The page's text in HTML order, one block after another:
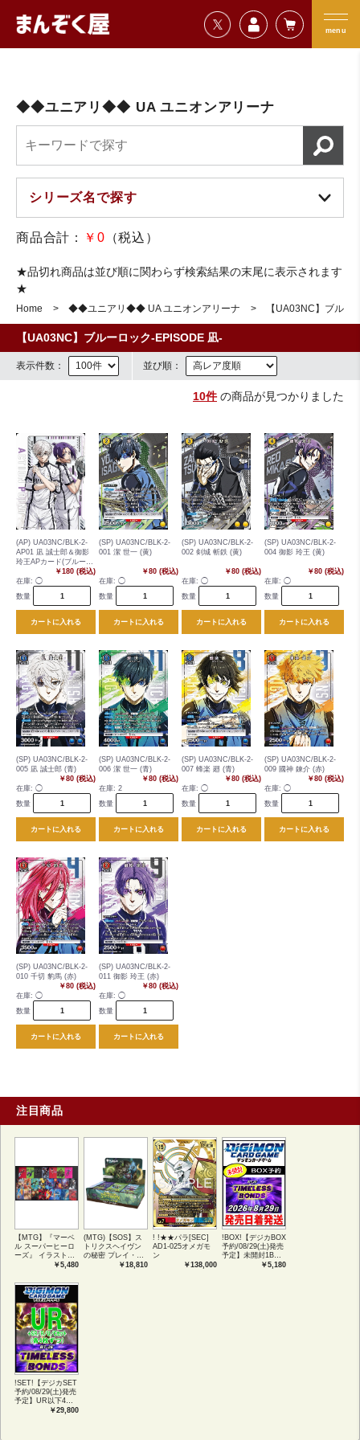
=================================
menu
まんぞく屋 格安TCG通販
◆◆ユニアリ◆◆ UA ユニオンアリーナ
商品合計： ￥0 （税込）
★品切れ商品は並び順に関わらず検索結果の末尾に表示されます
★
Home ◆◆ユニアリ◆◆ UA ユニオンアリーナ 【UA03NC】ブルー
【UA03NC】ブルーロック-EPISODE 凪-
表示件数： 並び順：
10件の商品が見つかりました
(AP) UA03NC/BLK-2-
AP01 凪 誠士郎＆御影
玲王APカード(ブルーロ
￥180 (税込)
在庫: ◯
数量
カートに入れる
(SP) UA03NC/BLK-2-
001 潔 世一 (黄)
￥80 (税込)
在庫: ◯
数量
カートに入れる
(SP) UA03NC/BLK-2-
002 剣城 斬鉄 (黄)
￥80 (税込)
在庫: ◯
数量
カートに入れる
(SP) UA03NC/BLK-2-
004 御影 玲王 (黄)
￥80 (税込)
在庫: ◯
数量
カートに入れる
(SP) UA03NC/BLK-2-
005 凪 誠士郎 (青)
￥80 (税込)
在庫: ◯
数量
カートに入れる
(SP) UA03NC/BLK-2-
006 潔 世一 (青)
￥80 (税込)
在庫: 2
数量
カートに入れる
(SP) UA03NC/BLK-2-
007 蜂楽 廻 (青)
￥80 (税込)
在庫: ◯
数量
カートに入れる
(SP) UA03NC/BLK-2-
009 國神 錬介 (赤)
￥80 (税込)
在庫: ◯
数量
カートに入れる
(SP) UA03NC/BLK-2-
010 千切 豹馬 (赤)
￥80 (税込)
在庫: ◯
数量
カートに入れる
(SP) UA03NC/BLK-2-
011 御影 玲王 (赤)
￥80 (税込)
在庫: ◯
数量
カートに入れる
注目商品
【MTG】『マーベ
ル スーパーヒーロ
ーズ』 イラストコ
レクション 54種コ
アートカード(JPN)
￥5,480
(MTG)【SOS】ス
トリクスヘイヴン
の秘密 プレイ・ブ
ースター1BOX日本
￥18,810
! !★★パラ[SEC]
AD1-025オメガモ
ン
￥138,000
!BOX!【デジカBOX
予約/08/29(土)発売
予定】未開封1BOX
￥5,180
!SET!【デジカSET
予約/08/29(土)発売
予定】UR以下4コ
ンセット 【BT-￥29,800